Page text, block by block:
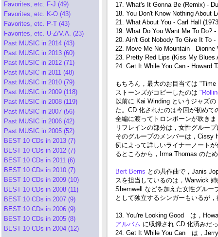
Favorites, etc. F-J (49)
Favorites, etc. K-O (43)
Favorites, etc. P-T (43)
Favorites, etc. U-Z/V.A. (23)
Past MUSIC in 2014 (43)
Past MUSIC in 2013 (60)
Past MUSIC in 2012 (71)
Past MUSIC in 2011 (48)
Past MUSIC in 2010 (79)
Past MUSIC in 2009 (118)
Past MUSIC in 2008 (119)
Past MUSIC in 2007 (56)
Past MUSIC in 2006 (42)
Past MUSIC in 2005 (52)
BEST 10 CDs in 2013 (7)
BEST 10 CDs in 2012 (7)
BEST 10 CDs in 2011 (6)
BEST 10 CDs in 2010 (7)
BEST 10 CDs in 2009 (10)
BEST 10 CDs in 2008 (11)
BEST 10 CDs in 2007 (9)
BEST 10 CDs in 2006 (9)
BEST 10 CDs in 2005 (8)
BEST 10 CDs in 2004 (12)
17. What's It Gonna Be (Remix) -
18. You Don't Know Nothing About
21. What About You - Carl Hall
19. What Do You Want Me To Do?
20. Ain't Got Nobody To Give It To -
22. Move Me No Mountain - Dionne
23. Pretty Red Lips (Kiss My Blues
24. Get It While You Can - Howard
もちろん，最大のお目当ては
ストーンズがコピーしたのは
以前に Kai Winding というジャズ
た。CD 化されたのは今回が初めて
全編に渡ってトロンボーンが吹き
リフレインの部分は，女性グルー
そのグループのメンバーは，Cissy
例によって詳しいライナーノート
るところから，Irma Thomas のた
Bert Berns との共作曲で，Janis
スを担当しているのは，Warwick
Shemwell などを加えた女性グルー
として独立するシンガーもいるが
13. You're Looking Good は，
アルバム に収録され CD 化済みだ
24. Get It While You Can は，